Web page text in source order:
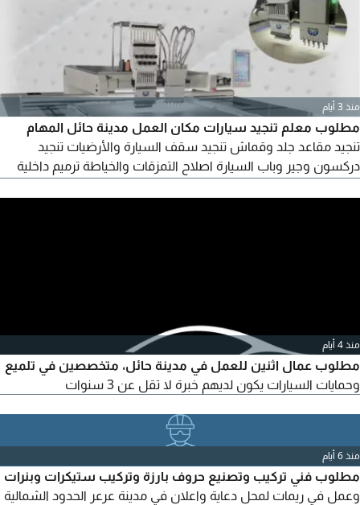
منذ 3 أيام
مطلوب معلم تنجيد سيارات مكان العمل مدينة حائل المهام
تنجيد مقاعد جلد وقماش تنجيد سقف السيارة والأرضيات تنجيد
دركسون وجير وباب السيارة اصلاح التمزقات والخياطة ترميم داخلية
منذ 4 أيام
مطلوب عمال اثنين للعمل في مدينة حائل، متخصصين في تلميع
وحمايات السيارات يكون لديهم خبرة لا تقل عن 3 سنوات
منذ 6 أيام
مطلوب فني تركيب وتصنيع حروف بارزة وتركيب ستيكرات وبنرات
وعمل في ريمات لمحل دعاية واعلان في مدينة عرعر الحدود الشمالية